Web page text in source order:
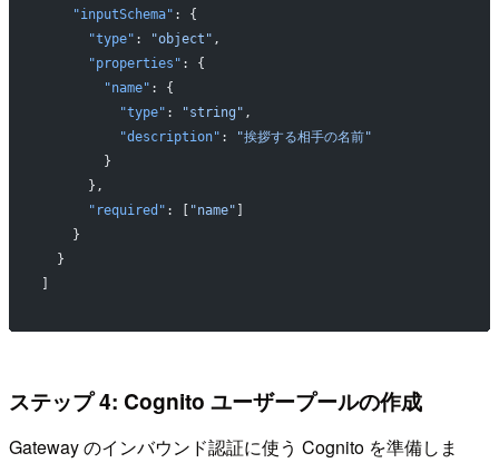
    "inputSchema"
: {
      "type"
: "object" ,
      "properties"
: {
        "name"
: {
          "type"
: "string" ,
          "description"
:
"挨拶する相手の名前"
        }
      },
      "required"
: [ "name"
    }
  }
ステップ 4: Cognito ユーザープールの作成
Gateway のインバウンド認証に使う Cognito を準備しま